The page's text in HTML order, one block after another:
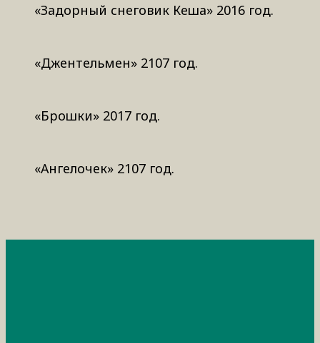
«Задорный снеговик Кеша» 2016 год.
«Джентельмен» 2107 год.
«Брошки» 2017 год.
«Ангелочек» 2107 год.